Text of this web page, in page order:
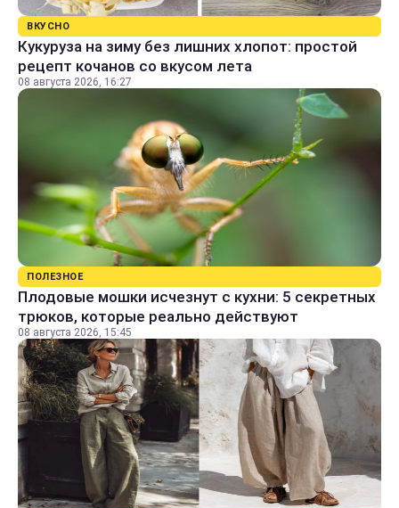
ВКУСНО
Кукуруза на зиму без лишних хлопот: простой
рецепт кочанов со вкусом лета
08 августа 2026, 16:27
ПОЛЕЗНОЕ
Плодовые мошки исчезнут с кухни: 5 секретных
трюков, которые реально действуют
08 августа 2026, 15:45